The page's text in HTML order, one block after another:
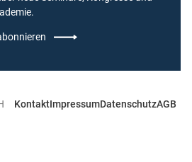
KontaktImpressumDatenschutzAGB